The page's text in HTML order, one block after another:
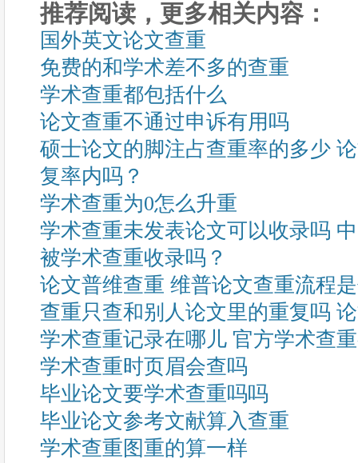
推荐阅读，更多相关内容：
国外英文论文查重
免费的和学术差不多的查重
学术查重都包括什么
论文查重不通过申诉有用吗
硕士论文的脚注占查重率的多少
复率内吗？
学术查重为0怎么升重
学术查重未发表论文可以收录吗
被学术查重收录吗？
论文普维查重 维普论文查重流程
查重只查和别人论文里的重复吗
学术查重记录在哪儿 官方学术查
学术查重时页眉会查吗
毕业论文要学术查重吗吗
毕业论文参考文献算入查重
学术查重图重的算一样